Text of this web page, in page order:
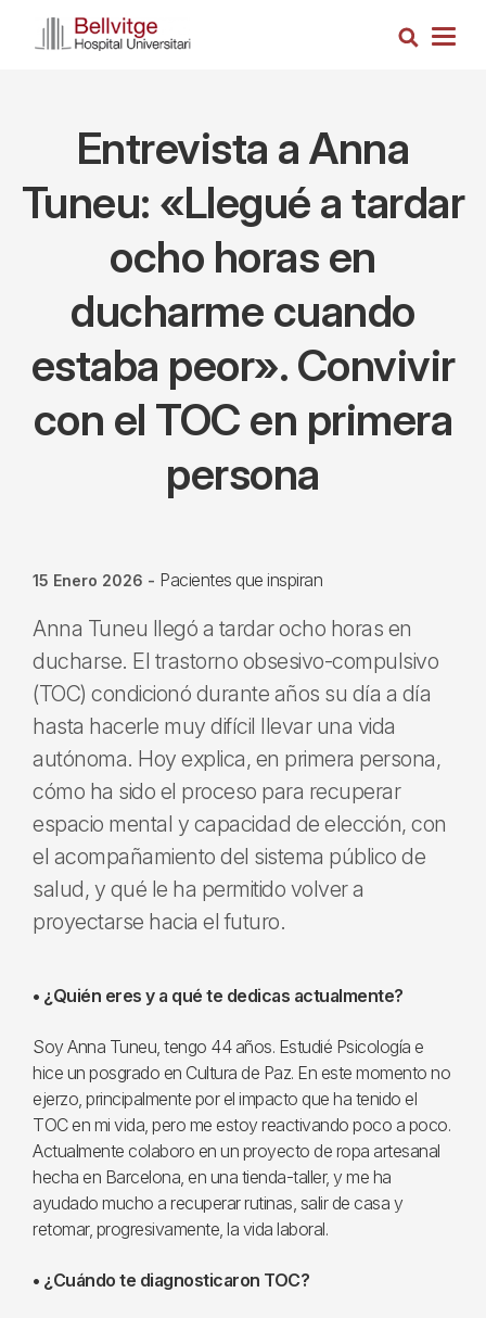
Busca
Entrevista a Anna
Tuneu: «Llegué a tardar
ocho horas en
ducharme cuando
estaba peor». Convivir
con el TOC en primera
persona
15 Enero 2026 - Pacientes que inspiran
Anna Tuneu llegó a tardar ocho horas en
ducharse. El trastorno obsesivo-compulsivo
(TOC) condicionó durante años su día a día
hasta hacerle muy difícil llevar una vida
autónoma. Hoy explica, en primera persona,
cómo ha sido el proceso para recuperar
espacio mental y capacidad de elección, con
el acompañamiento del sistema público de
salud, y qué le ha permitido volver a
proyectarse hacia el futuro.
• ¿Quién eres y a qué te dedicas actualmente?
Soy Anna Tuneu, tengo 44 años. Estudié Psicología e
hice un posgrado en Cultura de Paz. En este momento no
ejerzo, principalmente por el impacto que ha tenido el
TOC en mi vida, pero me estoy reactivando poco a poco.
Actualmente colaboro en un proyecto de ropa artesanal
hecha en Barcelona, en una tienda-taller, y me ha
ayudado mucho a recuperar rutinas, salir de casa y
retomar, progresivamente, la vida laboral.
• ¿Cuándo te diagnosticaron TOC?